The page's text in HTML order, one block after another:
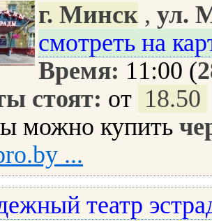
г. Минск , ул.
смотреть на
Время:
11:00 (
стоят: от 18.50
можно купить
...
театр